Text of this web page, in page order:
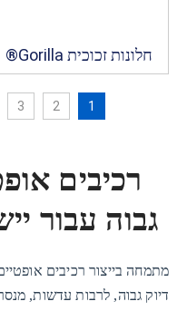
חלונות זכוכית Gorilla®
1
2
3
רכיבים
גבוה עבור
דיוק גבוה, לרבות עדשות,